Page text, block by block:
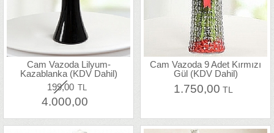
Cam Vazoda Lilyum-
Kazablanka (KDV Dahil)
199,00 TL
4.000,00
Cam Vazoda 9 Adet Kırmızı
Gül (KDV Dahil)
1.750,00 TL